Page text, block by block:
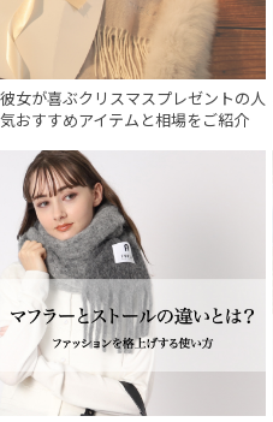
彼女が喜ぶクリスマスプレゼントの人
気おすすめアイテムと相場をご紹介